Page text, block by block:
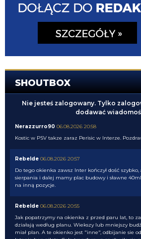
SHOUTBOX
Nie jesteś zalogowany. Tylko
dodawać
Nerazzurro90 06.08.2026 20:58
Kostic w PSV takze zaraz Perisic w Interze.
Rebelde 06.08.2026 20:57
Do tego okienka zawsz Inter kończył dość
sierpania i dalej mamy plac budowy i sławne
na inną pozycje.
Rebelde 06.08.2026 20:55
Jak popatrzymy na okienka z przed paru lat, to
działają według planu. Wiekszy lub mniejszy
miał plan. A te okienko jest "inne", odbijanie sie